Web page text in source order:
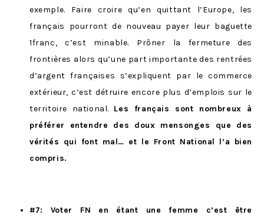
exemple. Faire croire qu’en quittant l’Europe, les
français pourront de nouveau payer leur baguette
1franc, c’est minable. Prôner la fermeture des
frontières alors qu’une part importante des rentrées
d’argent françaises s’expliquent par le commerce
extérieur, c’est détruire encore plus d’emplois sur le
territoire national. Les français sont nombreux à
préférer entendre des doux mensonges que des
vérités qui font mal… et le Front National l’a bien
compris.
#7: Voter FN en étant une femme c’est être